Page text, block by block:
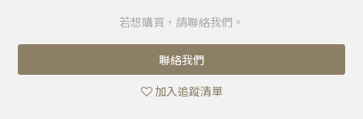
若想購買，請聯絡我們。
聯絡我們
加入追蹤清單